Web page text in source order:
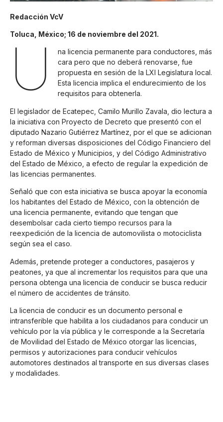
Redacción VcV
Toluca, México; 16 de noviembre del 2021.
U
na licencia permanente para conductores, más
cara pero que no deberá renovarse, fue
propuesta en sesión de la LXI Legislatura local.
Esta licencia implica el endurecimiento de los
requisitos para obtenerla.
El legislador de Ecatepec, Camilo Murillo Zavala, dio lectura a
la iniciativa con Proyecto de Decreto que presentó con el
diputado Nazario Gutiérrez Martínez, por el que se adicionan
y reforman diversas disposiciones del Código Financiero del
Estado de México y Municipios, y del Código Administrativo
del Estado de México, a efecto de regular la expedición de
las licencias permanentes.
Señaló que con esta iniciativa se busca apoyar la economía
los habitantes del Estado de México, con la obtención de
una licencia permanente, evitando que tengan que
desembolsar cada cierto tiempo recursos para la
reexpedición de la licencia de automovilista o motociclista
según sea el caso.
Además, pretende proteger a conductores, pasajeros y
peatones, ya que al incrementar los requisitos para que una
persona obtenga una licencia de conducir se busca reducir
el número de accidentes de tránsito.
La licencia de conducir es un documento personal e
intransferible que habilita a los ciudadanos para conducir un
vehículo por la vía pública y le corresponde a la Secretaría
de Movilidad del Estado de México otorgar las licencias,
permisos y autorizaciones para conducir vehículos
automotores destinados al transporte en sus diversas clases
y modalidades.